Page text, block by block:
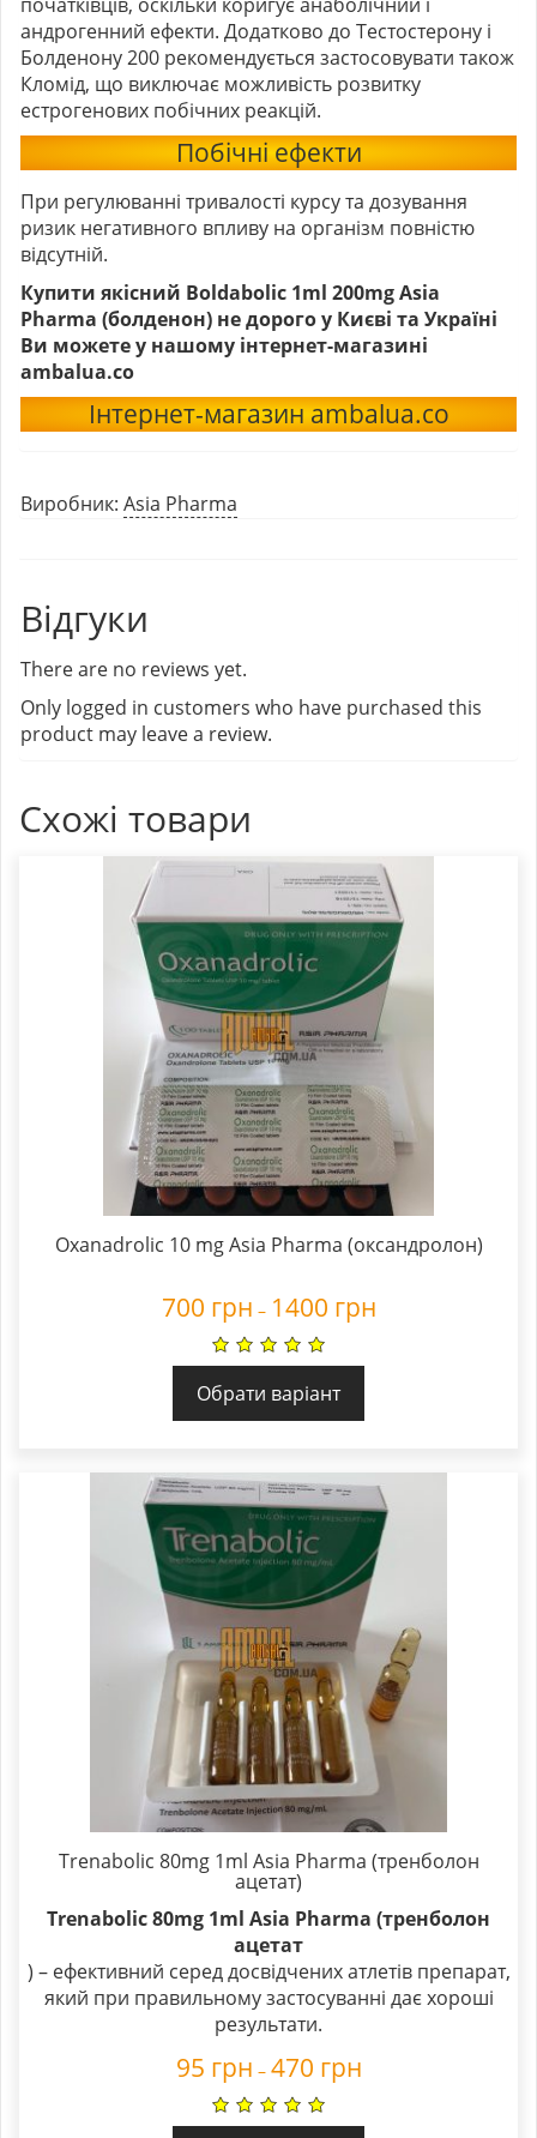
андрогенний ефекти. Додатково до Тестостерону і
Болденону 200 рекомендується застосовувати також
Кломід, що виключає можливість розвитку
естрогенових побічних реакцій.
Побічні ефекти
При регулюванні тривалості курсу та дозування
ризик негативного впливу на організм повністю
відсутній.
Купити якісний Boldabolic 1ml 200mg Asia
Pharma (болденон) не дорого у Києві та Україні
Ви можете у нашому інтернет-магазині
ambalua.co
Інтернет-магазин ambalua.co
Виробник: Asia Pharma
Відгуки
There are no reviews yet.
Only logged in customers who have purchased this
product may leave a review.
Схожі товари
Oxanadrolic 10 mg Asia Pharma (оксандролон)
700 грн – 1400 грн
Обрати варіант
Trenabolic 80mg 1ml Asia Pharma (тренболон
ацетат)
Trenabolic 80mg 1ml Asia Pharma (тренболон
ацетат
) – ефективний серед досвідчених атлетів препарат,
який при правильному застосуванні дає хороші
результати.
95 грн – 470 грн